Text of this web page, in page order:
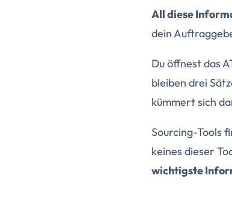
All diese
dein
Du öffnest das
bleiben drei
kümmert sich
Sourcing-Tools
keines dieser
wichtigste